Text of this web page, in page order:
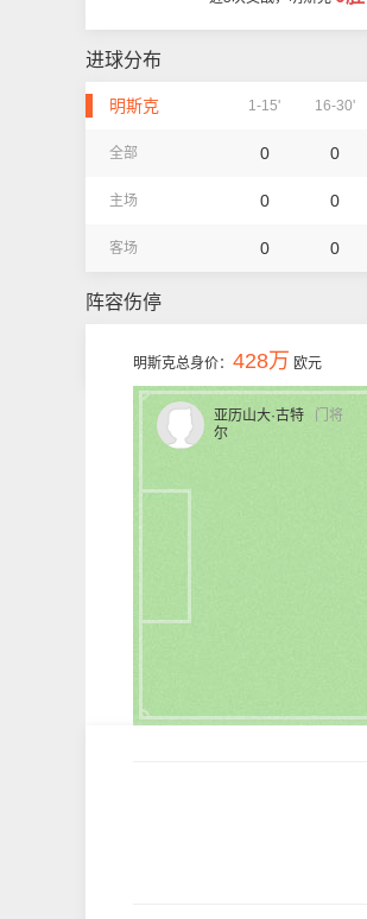
进球分布
明斯克 1-15' 16-30'
全部 0 0
主场 0 0
客场 0 0
阵容伤停
明斯克总身价： 428万 欧元
门将
亚历山大·古特
尔